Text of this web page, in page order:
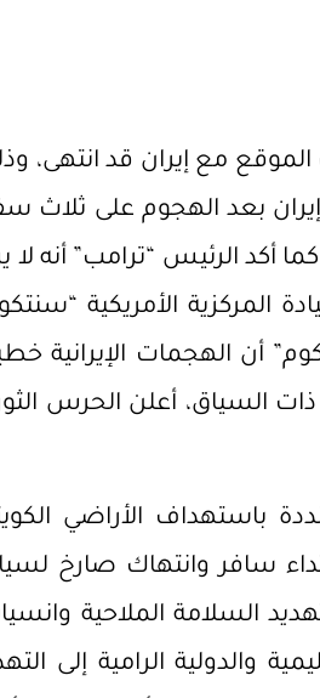
الموقع مع إيران قد انتهى،
بعد الهجوم على ثلاث
أكد الرئيس “ترامب” أنه لا
المركزية الأمريكية
أن الهجمات الإيرانية
ذات السياق، أعلن الحرس
باستهداف الأراضي
سافر وانتهاك صارخ
السلامة الملاحية
والدولية الرامية إلى